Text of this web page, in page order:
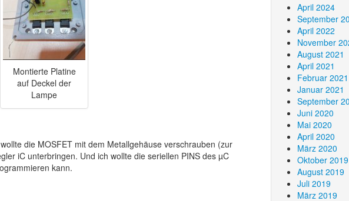
Montierte Platine
auf Deckel der
Lampe
die MOSFET mit dem Metallgehäuse verschrauben (zur
iC unterbringen. Und ich wollte die seriellen PINS des µC
kann.
April 2024
September
April 2022
November
August 2021
April 2021
Februar 2021
Januar 2021
September
Juni 2020
Mai 2020
April 2020
März 2020
Oktober 2019
August 2019
Juli 2019
März 2019